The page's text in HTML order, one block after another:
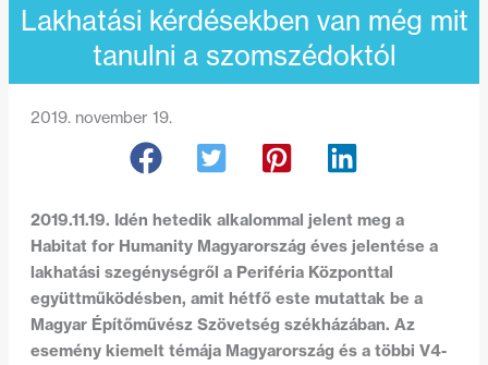
Lakhatási kérdésekben van még mit
tanulni a szomszédoktól
2019. november 19.
2019.11.19. Idén hetedik alkalommal jelent meg a
Habitat for Humanity Magyarország éves jelentése a
lakhatási szegénységről a Periféria Központtal
együttműködésben, amit hétfő este mutattak be a
Magyar Építőművész Szövetség székházában. Az
esemény kiemelt témája Magyarország és a többi V4-